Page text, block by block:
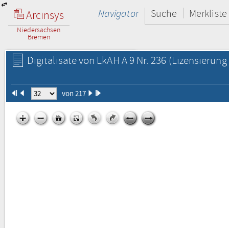
Arcinsys
Niedersachsen
Bremen
Navigator Suche Merkliste
Digitalisate von LkAH A 9 Nr. 236
von 217